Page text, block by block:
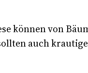
können von
auch krautige